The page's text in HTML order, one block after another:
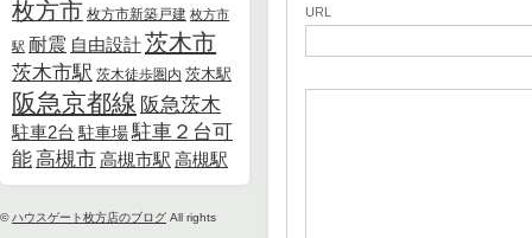
枚方市 枚方市新築戸建 枚方市
駅 耐震 自由設計茨木市
茨木市駅 茨木徒歩圏内 茨木駅
阪急京都線 阪急茨木
駐車2台 駐車場駐車２台可
能高槻市高槻市駅 高槻駅
©ハウスゲート枚方店のブログ All rights
URL